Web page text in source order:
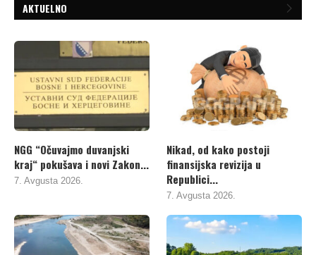
AKTUELNO
NGG “Očuvajmo duvanjski
kraj“ pokušava i novi Zakon...
7. Avgusta 2026.
Nikad, od kako postoji
finansijska revizija u
Republici...
7. Avgusta 2026.